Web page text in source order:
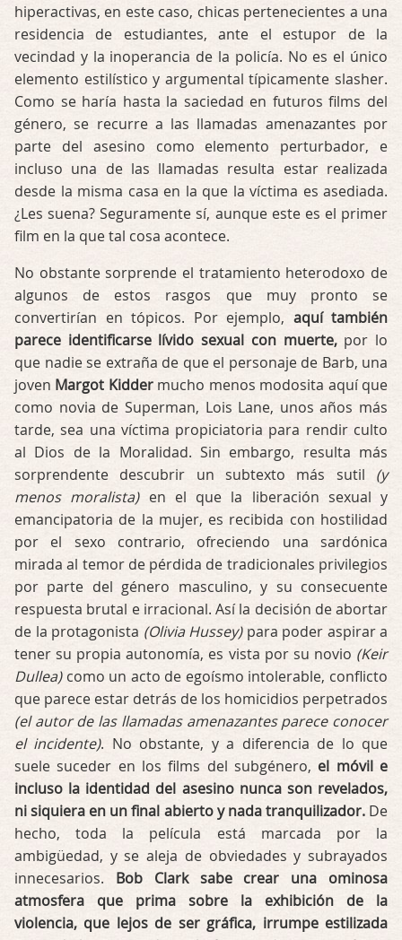
hiperactivas, en este caso, chicas pertenecientes a una
residencia de estudiantes, ante el estupor de la
vecindad y la inoperancia de la policía. No es el único
elemento estilístico y argumental típicamente slasher.
Como se haría hasta la saciedad en futuros films del
género, se recurre a las llamadas amenazantes por
parte del asesino como elemento perturbador, e
incluso una de las llamadas resulta estar realizada
desde la misma casa en la que la víctima es asediada.
¿Les suena? Seguramente sí, aunque este es el primer
film en la que tal cosa acontece.
No obstante sorprende el tratamiento heterodoxo de
algunos de estos rasgos que muy pronto se
convertirían en tópicos. Por ejemplo, aquí también
parece identificarse lívido sexual con muerte,por lo
que nadie se extraña de que el personaje de Barb, una
joven Margot Kiddermucho menos modosita aquí que
como novia de Superman, Lois Lane, unos años más
tarde, sea una víctima propiciatoria para rendir culto
al Dios de la Moralidad. Sin embargo, resulta más
sorprendente descubrir un subtexto más sutil (y
menos moralista)en el que la liberación sexual y
emancipatoria de la mujer, es recibida con hostilidad
por el sexo contrario, ofreciendo una sardónica
mirada al temor de pérdida de tradicionales privilegios
por parte del género masculino, y su consecuente
respuesta brutal e irracional. Así la decisión de abortar
de la protagonista (Olivia Hussey)para poder aspirar a
tener su propia autonomía, es vista por su novio (Keir
Dullea)como un acto de egoísmo intolerable, conflicto
que parece estar detrás de los homicidios perpetrados
(el autor de las llamadas amenazantes parece conocer
el incidente). No obstante, y a diferencia de lo que
suele suceder en los films del subgénero, el móvil e
incluso la identidad del asesino nunca son revelados,
ni siquiera en un final abierto y nada tranquilizador.De
hecho, toda la película está marcada por la
ambigüedad, y se aleja de obviedades y subrayados
innecesarios. Bob Clark sabe crear una ominosa
atmosfera que prima sobre la exhibición de la
violencia, que lejos de ser gráfica, irrumpe estilizada